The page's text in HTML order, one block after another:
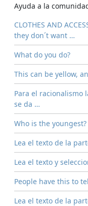
Ayuda a la
CLOTHES AND
they don´t want …
What do you do?
This can be yellow,
Para el racionalismo
se da …
Who is the youngest?
Lea el texto de la
Lea el texto y
People have this to
Lea el texto de la